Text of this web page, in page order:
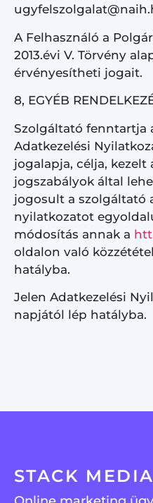
A Felhasználó a
2013.évi V. Törvény
érvényesítheti jogait.
8, EGYÉB
Szolgáltató fenntartja
Adatkezelési
jogalapja, célja,
jogszabályok által
jogosult a szolgáltató
nyilatkozatot
módosítás annak a
oldalon való
hatályba.
Jelen Adatkezelési
napjától lép hatályba.
STACK MEDIA